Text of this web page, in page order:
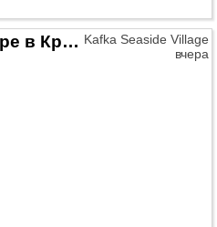
Kafka Seaside Village
вчера
Двухэтажный отдельно стоящий дом с видом на море в Крайморие